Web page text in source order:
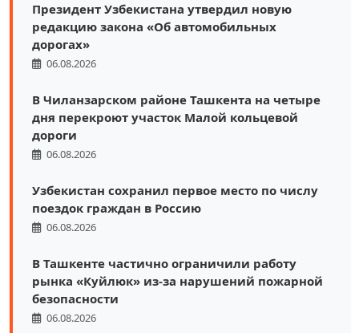
Президент Узбекистана утвердил новую
редакцию закона «Об автомобильных
дорогах»
06.08.2026
В Чиланзарском районе Ташкента на четыре
дня перекроют участок Малой кольцевой
дороги
06.08.2026
Узбекистан сохранил первое место по числу
поездок граждан в Россию
06.08.2026
В Ташкенте частично ограничили работу
рынка «Куйлюк» из-за нарушений пожарной
безопасности
06.08.2026